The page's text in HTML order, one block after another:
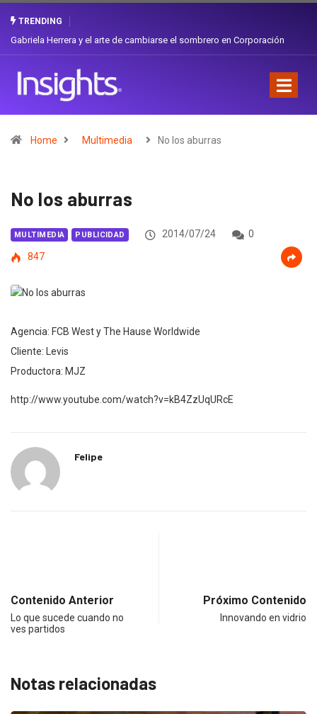
TRENDING
Gabriela Herrera y el arte de cambiarse el sombrero en Corporación
Home Multimedia No los aburras
No los aburras
MULTIMEDIA PUBLICIDAD 2014/07/24
0
847
Agencia: FCB West y The Hause Worldwide
Cliente: Levis
Productora: MJZ
http://www.youtube.com/watch?v=kB4ZzUqURcE
Felipe
Contenido Anterior
Lo que sucede cuando no
ves partidos
Próximo Contenido
Innovando en vidrio
Notas relacionadas